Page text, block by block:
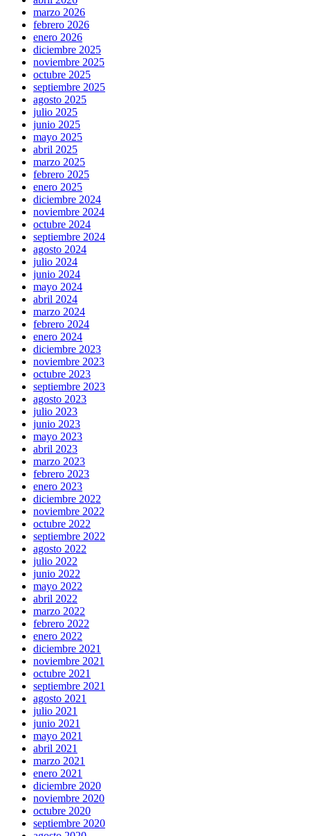
marzo 2026
febrero 2026
enero 2026
diciembre 2025
noviembre 2025
octubre 2025
septiembre 2025
agosto 2025
julio 2025
junio 2025
mayo 2025
abril 2025
marzo 2025
febrero 2025
enero 2025
diciembre 2024
noviembre 2024
octubre 2024
septiembre 2024
agosto 2024
julio 2024
junio 2024
mayo 2024
abril 2024
marzo 2024
febrero 2024
enero 2024
diciembre 2023
noviembre 2023
octubre 2023
septiembre 2023
agosto 2023
julio 2023
junio 2023
mayo 2023
abril 2023
marzo 2023
febrero 2023
enero 2023
diciembre 2022
noviembre 2022
octubre 2022
septiembre 2022
agosto 2022
julio 2022
junio 2022
mayo 2022
abril 2022
marzo 2022
febrero 2022
enero 2022
diciembre 2021
noviembre 2021
octubre 2021
septiembre 2021
agosto 2021
julio 2021
junio 2021
mayo 2021
abril 2021
marzo 2021
enero 2021
diciembre 2020
noviembre 2020
octubre 2020
septiembre 2020